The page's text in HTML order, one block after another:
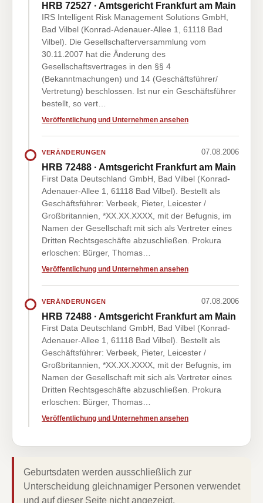
HRB 72527 · Amtsgericht Frankfurt am Main
IRS Intelligent Risk Management Solutions GmbH,
Bad Vilbel (Konrad-Adenauer-Allee 1, 61118 Bad
Vilbel). Die Gesellschafterversammlung vom
30.11.2007 hat die Änderung des
Gesellschaftsvertrages in den §§ 4
(Bekanntmachungen) und 14 (Geschäftsführer/
Vertretung) beschlossen. Ist nur ein Geschäftsführer
bestellt, so vert…
Veröffentlichung und Unternehmen ansehen
VERÄNDERUNGEN 07.08.2006
HRB 72488 · Amtsgericht Frankfurt am Main
First Data Deutschland GmbH, Bad Vilbel (Konrad-
Adenauer-Allee 1, 61118 Bad Vilbel). Bestellt als
Geschäftsführer: Verbeek, Pieter, Leicester /
Großbritannien, *XX.XX.XXXX, mit der Befugnis, im
Namen der Gesellschaft mit sich als Vertreter eines
Dritten Rechtsgeschäfte abzuschließen. Prokura
erloschen: Bürger, Thomas…
Veröffentlichung und Unternehmen ansehen
VERÄNDERUNGEN 07.08.2006
HRB 72488 · Amtsgericht Frankfurt am Main
First Data Deutschland GmbH, Bad Vilbel (Konrad-
Adenauer-Allee 1, 61118 Bad Vilbel). Bestellt als
Geschäftsführer: Verbeek, Pieter, Leicester /
Großbritannien, *XX.XX.XXXX, mit der Befugnis, im
Namen der Gesellschaft mit sich als Vertreter eines
Dritten Rechtsgeschäfte abzuschließen. Prokura
erloschen: Bürger, Thomas…
Veröffentlichung und Unternehmen ansehen
Geburtsdaten werden ausschließlich zur
Unterscheidung gleichnamiger Personen verwendet
und auf dieser Seite nicht angezeigt.